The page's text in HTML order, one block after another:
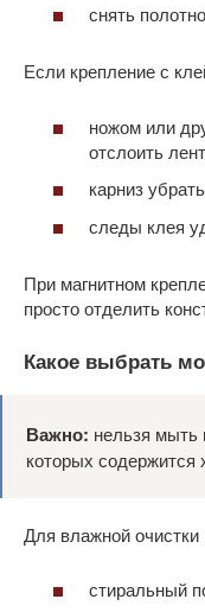
снять
Если крепление с
ножом или
отслоить
карниз
следы клея
При магнитном
просто отделить
Какое выбрать
Важно: нельзя мыть
которых содержится
Для влажной очистки
стиральный